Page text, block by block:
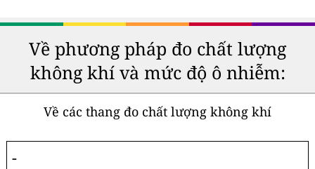
Về phương pháp đo chất lượng
không khí và mức độ ô nhiễm:
Về các thang đo chất lượng không khí
-